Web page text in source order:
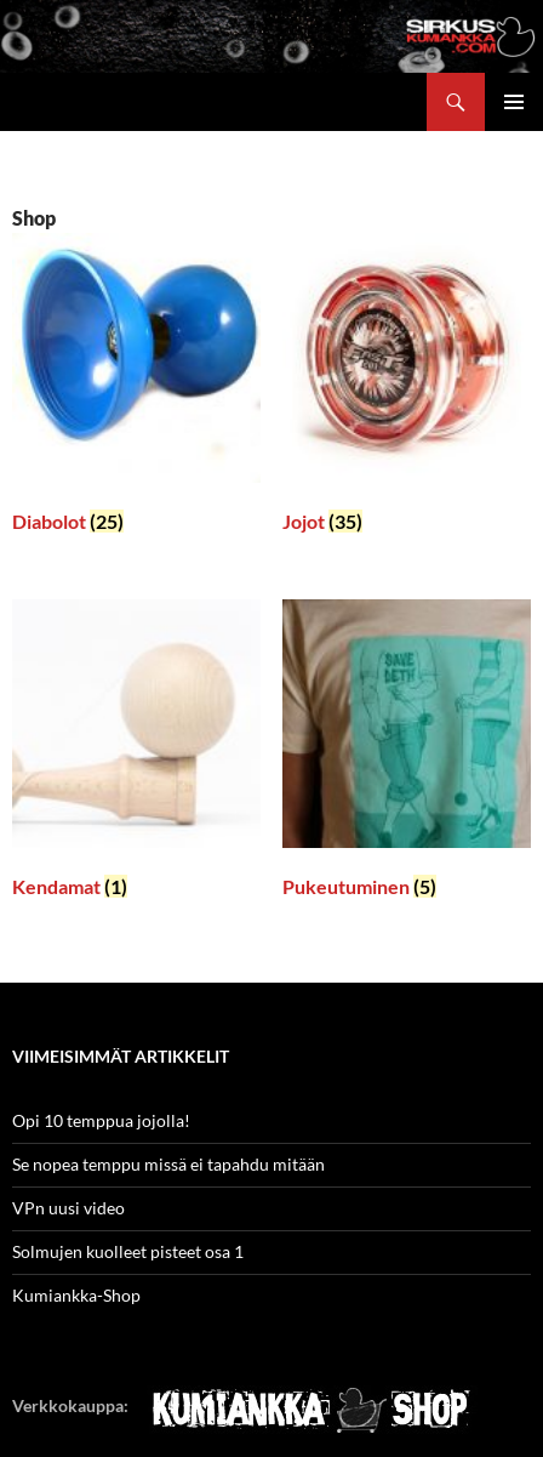
Siirry
sisältöön
Shop
Diabolot(25) Jojot(35)
Kendamat(1) Pukeutuminen(5)
VIIMEISIMMÄT ARTIKKELIT
Opi 10 temppua jojolla!
Se nopea temppu missä ei tapahdu mitään
VPn uusi video
Solmujen kuolleet pisteet osa 1
Kumiankka-Shop
Verkkokauppa: